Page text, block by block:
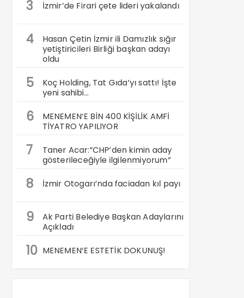
3 İzmir’de Firari çete lideri yakalandı
4
Hasan Çetin İzmir ili Damızlık sığır
yetiştiricileri Birliği başkan adayı
oldu
5
Koç Holding, Tat Gıda’yı sattı! İşte
yeni sahibi…
6
MENEMEN’E BİN 400 KİŞİLİK AMFİ
TİYATRO YAPILIYOR
7
Taner Acar:”CHP’den kimin aday
gösterileceğiyle ilgilenmiyorum”
8 İzmir Otogarı’nda faciadan kıl payı
9
Ak Parti Belediye Başkan Adaylarını
Açıkladı
10 MENEMEN’E ESTETİK DOKUNUŞ!